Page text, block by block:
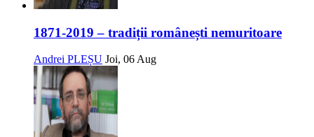
1871-2019 – tradiții românești nemuritoare
Andrei PLEȘU Joi, 06 Aug